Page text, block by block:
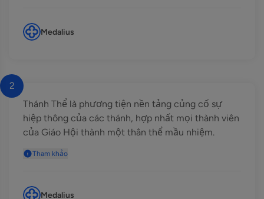
Medalius
2
Thánh Thể là phương tiện nền tảng củng cố sự
hiệp thông của các thánh, hợp nhất mọi thành viên
của Giáo Hội thành một thân thể mầu nhiệm.
Tham khảo
Medalius